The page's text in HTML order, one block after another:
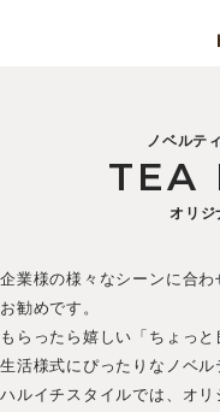
ノベルテ
TEA
オリジ
企業様の様々なシーンに合
お勧めです。
もらったら嬉しい「ちょっ
生活様式にぴったりな ノベル
ハルイチスタイルでは、オ